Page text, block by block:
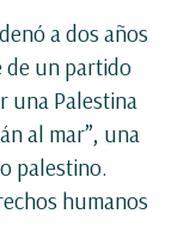
a dos años
de un partido
una Palestina
al mar”, una
palestino.
humanos